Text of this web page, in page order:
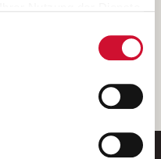
klicken, so stimmen
Cookies zu. Sie können
jederzeit widerrufen,
aufrufen und diese
entnehmen.